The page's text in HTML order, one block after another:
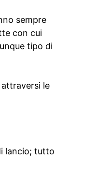
sempre
con cui
tipo di
le
lancio; tutto